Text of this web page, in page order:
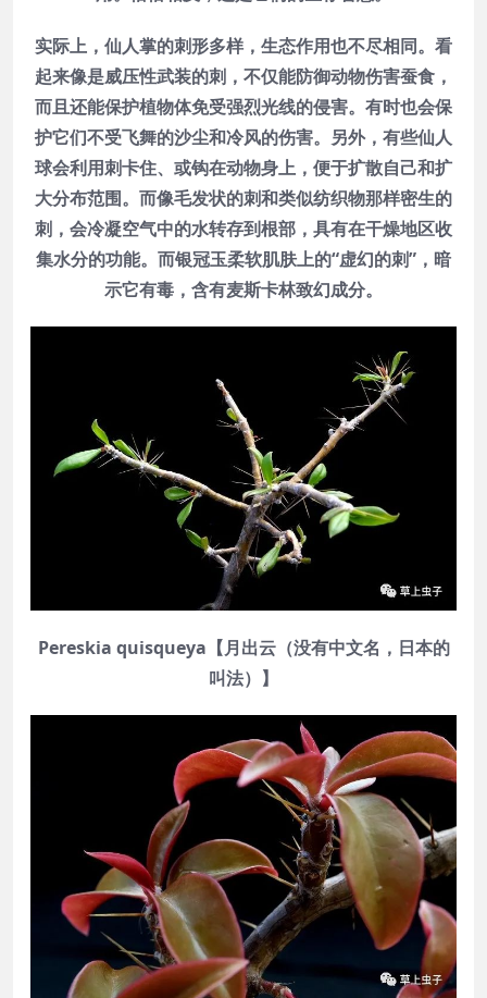
实际上，仙人掌的刺形多样，生态作用也不尽相同。看
起来像是威压性武装的刺，不仅能防御动物伤害蚕食，
而且还能保护植物体免受强烈光线的侵害。有时也会保
护它们不受飞舞的沙尘和冷风的伤害。另外，有些仙人
球会利用刺卡住、或钩在动物身上，便于扩散自己和扩
大分布范围。而像毛发状的刺和类似纺织物那样密生的
刺，会冷凝空气中的水转存到根部，具有在干燥地区收
集水分的功能。而银冠玉柔软肌肤上的“虚幻的刺”，暗
示它有毒，含有麦斯卡林致幻成分。
Pereskia quisqueya【月出云（没有中文名，日本的
叫法）】